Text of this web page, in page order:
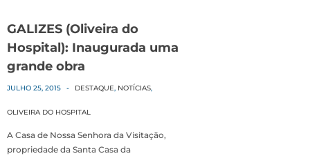
GALIZES (Oliveira do
Hospital): Inaugurada uma
grande obra
JULHO 25, 2015 - DESTAQUE, NOTÍCIAS,
OLIVEIRA DO HOSPITAL
A Casa de Nossa Senhora da Visitação,
propriedade da Santa Casa da